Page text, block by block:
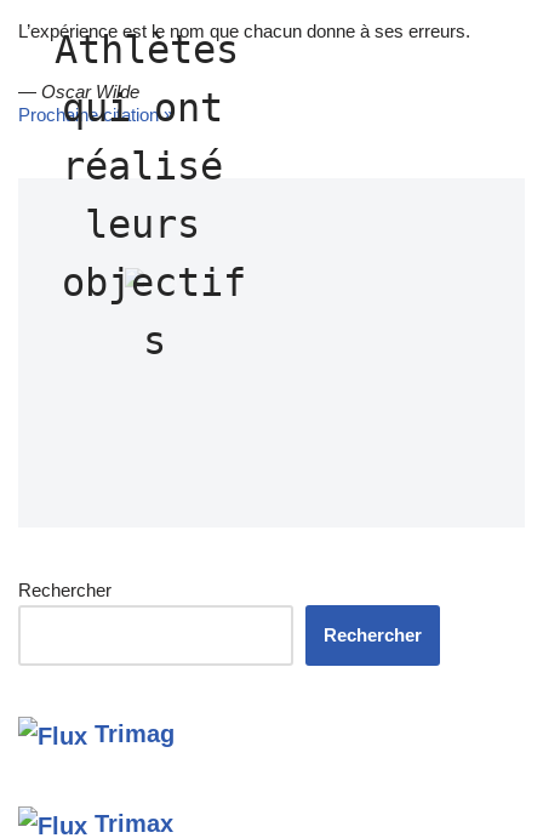
L’expérience est le nom que chacun donne à ses erreurs.
— Oscar Wilde
Prochaine citation »
Athlètes
qui ont
réalisé
leurs
objectif
s
Rechercher
Rechercher
Trimag
Trimax